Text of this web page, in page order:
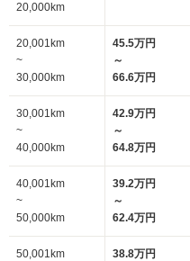
20,000km
20,001km
~
30,000km
45.5万円
～
66.6万円
30,001km
~
40,000km
42.9万円
～
64.8万円
40,001km
~
50,000km
39.2万円
～
62.4万円
50,001km
38.8万円